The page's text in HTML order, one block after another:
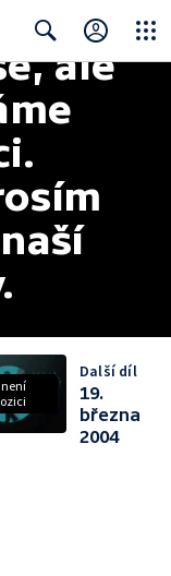
Searchale
Další díl
19.
března
2004